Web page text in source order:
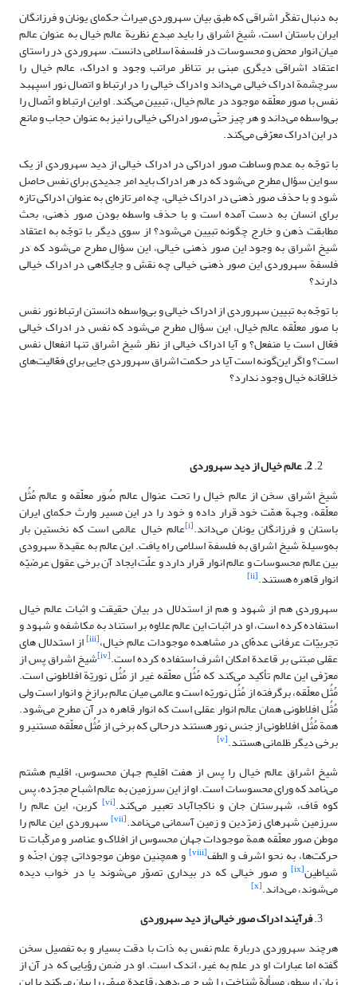
به دنبال تفکّر اشراقی که طبق بیان سهروردی میراث حکمای یونان و فرزانگان
ایران باستان است، شیخ اشراق را باید مبدع نظریة عالم خیال به عنوان عالم
میان انوار محض و محسوسات در فلسفة اسلامی ‌دانست. سهروردی در راستای
اعتقاد اشراقی دیگری مبنی بر تناظر مراتب وجود و ادراک، عالم خیال را
سرچشمة ادراک خیالی می‌داند و ادراک خیالی را در ارتباط و اتصال نور اسپهبد
نفس با صور معلّقه موجود در عالم خیال، تبیین می‌کند. او این ارتباط و اتّصال را
بی‌واسطه می‌داند و هر چیز حتّی صور ادراکی خیالی را نیز به عنوان حجاب و مانع
در این ادراک معرّفی می‌کند.
با توجّه به عدم وساطت صور ادراکی در ادراک خیالی از دید سهروردی از یک
سو این سؤال مطرح می‌شود که در هر ادراک باید امر جدیدی برای نفس حاصل
شود و با حذف صور ذهنی در ادراک خیالی، چه امر تازه‌ای به عنوان ادراکی تازه
برای انسان به دست آمده است و با حذف واسطه بودن صور ذهنی، بحث
مطابقت ذهن و خارج چگونه تبیین می‌شود؟ از سوی دیگر با توجّه به اعتقاد
شیخ اشراق به وجود این صور ذهنی خیالی، این سؤال مطرح می‌شود که در
فلسفة سهروردی این صور ذهنی خیالی چه نقش و جایگاهی در ادراک خیالی
دارند؟
با توجّه به تبیین سهروردی از ادراک خیالی و بی‌واسطه دانستن ارتباط نور نفس
با صور معلّقه عالم خیال، این سؤال مطرح می‌شود که نفس در ادراک خیالی
فعّال است یا منفعل؟ و آیا ادراک خیالی از نظر شیخ اشراق تنها انفعال نفس
است؟ و اگر این‌گونه است آیا در حکمت اشراق سهروردی جایی برای فعّالیت‌های
خلاقانه خیال وجود ندارد؟
2. عالم خیال از دید سهروردی
شیخ اشراق سخن از عالم خیال را تحت عنوال عالم صُوَر معلّقه و عالم مُثُل
معلّقه، وجهة همّت خود قرار داده و خود را در این مسیر وارث حکمای ایران
باستان و فرزانگان یونان می‌داند.[i] عالم خیال عالمی ‌است که نخستین بار
به‌وسیلة شیخ اشراق به فلسفة اسلامی‌ راه یافت. این عالم به عقیدة سهرودی
بین عالم محسوسات و عالم انوار قرار دارد و علّت ایجاد آن برخی عقول عرضیّه
انوار قاهره هستند.[ii]
سهروردی هم از شهود و هم از استدلال در بیان حقیقت و اثبات عالم خیال
استفاده کرده است، او در اثبات این عالم علاوه بر استناد به مکاشفه و شهود و
تجربیّات عرفانی عدهّ‌ای در مشاهده موجودات عالم خیال،[iii] از استدلال های
عقلی مبتنی بر قاعدة امکان اشرف استفاده کرده است.[iv] شیخ اشراق پس از
معرّفی این عالم تأکید می‌کند که مُثُل معلّقه غیر از مُثُل نوریّة افلاطونی است.
مُثُل معلّقه، برگرفته از مُثُل نوریّه است و عالمی ‌میان عالم برازخ و انوار است ولی
مُثُل افلاطونی همان عالم انوار عقلی است که انوار قاهره در آن مطرح می‌شود.
همة مُثُل افلاطونی از جنس نور هستند درحالی که برخی از مُثُل معلّقه مستنیر و
برخی دیگر ظلمانی هستند.[v]
شیخ اشراق عالم خیال را پس از هفت اقلیم جهان محسوس، اقلیم هشتم
می‌نامد که ورای محسوسات است. او از این سرزمین به عالم اشباح مجرّده، پس
کوه قاف، شهرستان جان و ناکجاآباد تعبیر می‌کند.[vi] کربن، این عالم را
سرزمین شهرهای زمرّدین و زمین آسمانی می‌نامد.[vii] سهروردی این عالم را
موطن صور معلّقه همة موجودات جهان محسوس از افلاک و عناصر و مرکّبات تا
حرکت‌ها، به نحو اشرف و الطف[viii] و همچنین موطن موجوداتی چون اجنّه و
شیاطین[ix] و صور خیالی که در بیداری تصوّر می‌شوند یا در خواب دیده
می‌شوند، می‌داند.[x]
فرآیند ادراک صور خیالی از دید سهروردی
هرچند سهروردی دربارة علم نفس به ذات با دقت بسیار و به تفصیل سخن
گفته اما عبارات او در علم به غیر، اندک است. او در ضمن رؤیایی که در آن از